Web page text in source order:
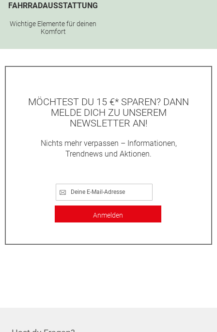
FAHRRADAUSSTATTUNG
Wichtige Elemente für deinen
Komfort
MÖCHTEST DU 15 €* SPAREN? DANN
MELDE DICH ZU UNSEREM
NEWSLETTER AN!
Nichts mehr verpassen – Informationen,
Trendnews und Aktionen.
Anmelden